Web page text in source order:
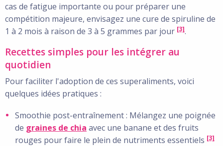
cas de fatigue importante ou pour préparer une
compétition majeure, envisagez une cure de spiruline de
1 à 2 mois à raison de 3 à 5 grammes par jour [3].
Recettes simples pour les intégrer au
quotidien
Pour faciliter l'adoption de ces superaliments, voici
quelques idées pratiques :
Smoothie post-entraînement : Mélangez une poignée
de graines de chia avec une banane et des fruits
rouges pour faire le plein de nutriments essentiels [3]